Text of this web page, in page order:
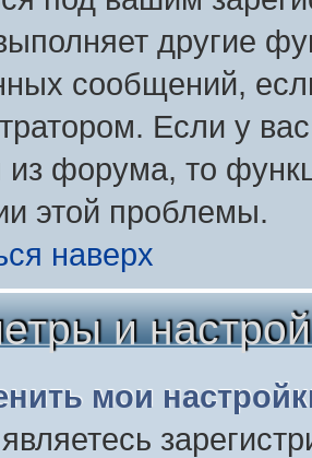
другие
сообщений,
Если у
форума, то
этой проблемы.
наверх
и
мои